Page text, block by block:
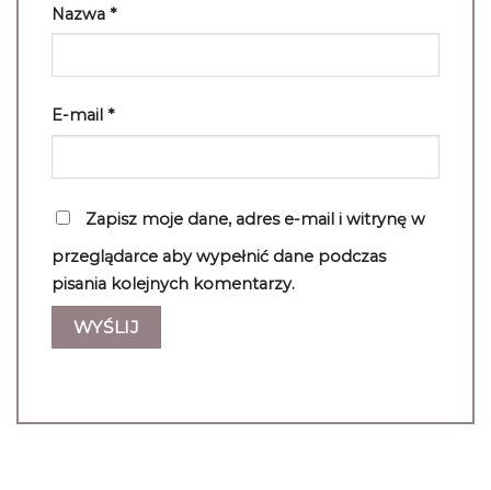
Nazwa *
E-mail *
Zapisz moje dane, adres e-mail i witrynę w
przeglądarce aby wypełnić dane podczas
pisania kolejnych komentarzy.